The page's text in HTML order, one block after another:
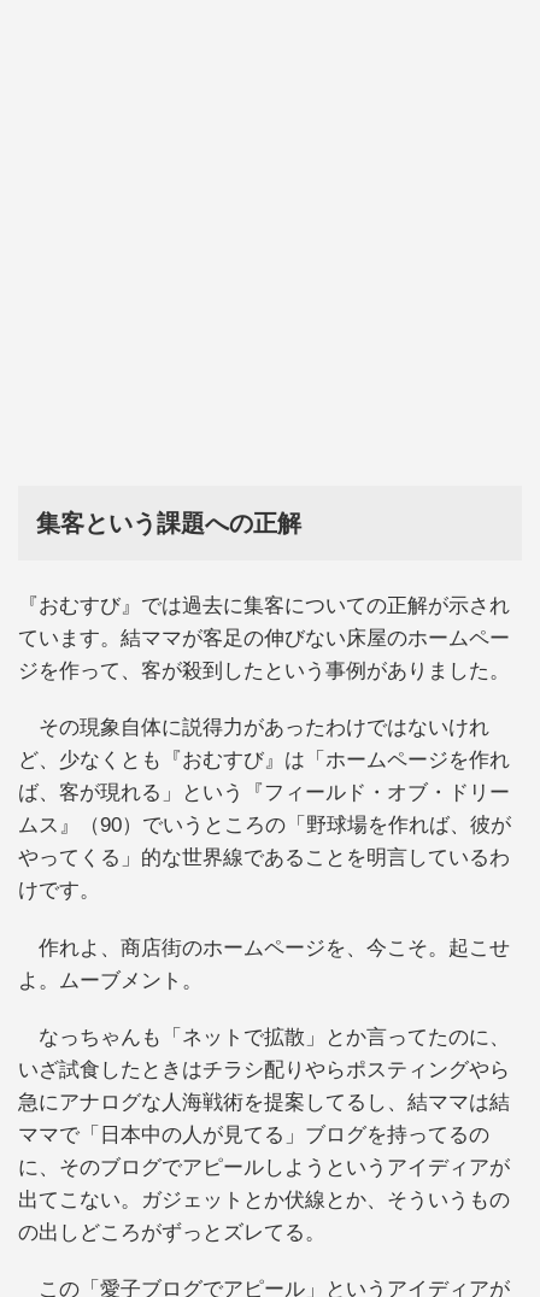
集客という課題への正解
『おむすび』では過去に集客についての正解が示され
ています。結ママが客足の伸びない床屋のホームペー
ジを作って、客が殺到したという事例がありました。
その現象自体に説得力があったわけではないけれ
ど、少なくとも『おむすび』は「ホームページを作れ
ば、客が現れる」という『フィールド・オブ・ドリー
ムス』（90）でいうところの「野球場を作れば、彼が
やってくる」的な世界線であることを明言しているわ
けです。
作れよ、商店街のホームページを、今こそ。起こせ
よ。ムーブメント。
なっちゃんも「ネットで拡散」とか言ってたのに、
いざ試食したときはチラシ配りやらポスティングやら
急にアナログな人海戦術を提案してるし、結ママは結
ママで「日本中の人が見てる」ブログを持ってるの
に、そのブログでアピールしようというアイディアが
出てこない。ガジェットとか伏線とか、そういうもの
の出しどころがずっとズレてる。
この「愛子ブログでアピール」というアイディアが